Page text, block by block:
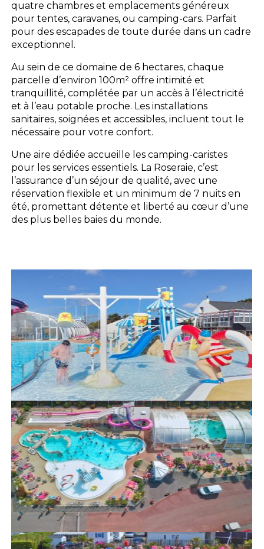
quatre chambres et emplacements généreux
pour tentes, caravanes, ou camping-cars. Parfait
pour des escapades de toute durée dans un cadre
exceptionnel.
Au sein de ce domaine de 6 hectares, chaque
parcelle d’environ 100m² offre intimité et
tranquillité, complétée par un accès à l’électricité
et à l’eau potable proche. Les installations
sanitaires, soignées et accessibles, incluent tout le
nécessaire pour votre confort.
Une aire dédiée accueille les camping-caristes
pour les services essentiels. La Roseraie, c’est
l’assurance d’un séjour de qualité, avec une
réservation flexible et un minimum de 7 nuits en
été, promettant détente et liberté au cœur d’une
des plus belles baies du monde.